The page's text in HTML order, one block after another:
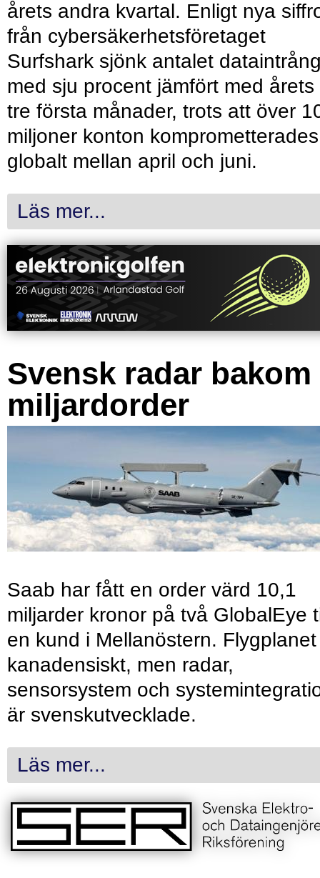
årets andra kvartal. Enligt nya
från cybersäkerhetsföretaget
Surfshark sjönk antalet
med sju procent jämfört med årets
tre första månader, trots att över
miljoner konton komprometterades
globalt mellan april och juni.
Läs mer...
Svensk radar bakom
miljardorder
Saab har fått en order värd 10,1
miljarder kronor på två GlobalEye
en kund i Mellanöstern.
kanadensiskt, men radar,
sensorsystem och
är svenskutvecklade.
Läs mer...